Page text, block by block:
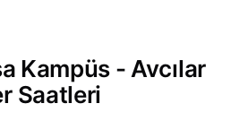
Kampüs - Avcılar
Saatleri